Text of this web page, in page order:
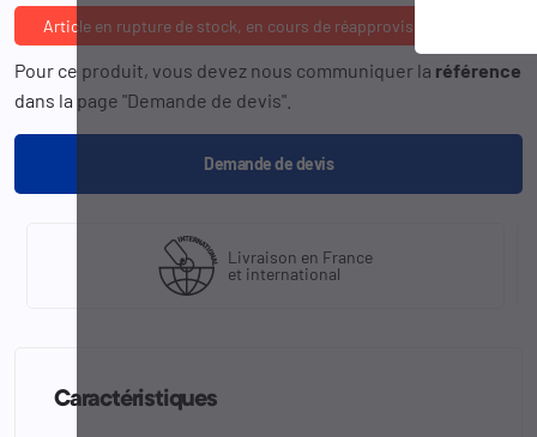
Article en rupture de stock, en cours de réapprovisionnement
Pour ce produit, vous devez nous communiquer la référence
dans la page "Demande de devis".
Demande de devis
Livraison en France
et international
Caractéristiques